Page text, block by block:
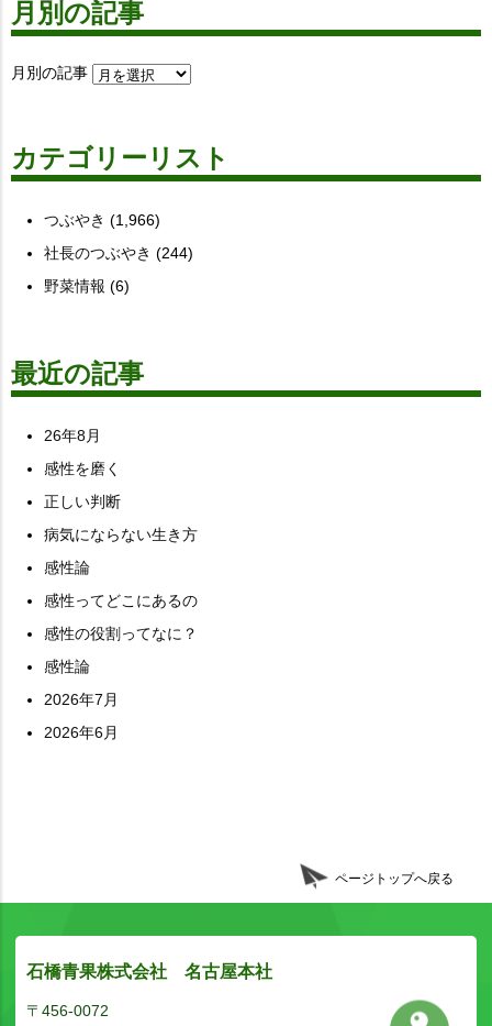
月別の記事
月別の記事
カテゴリーリスト
つぶやき (1,966)
社長のつぶやき (244)
野菜情報 (6)
最近の記事
26年8月
感性を磨く
正しい判断
病気にならない生き方
感性論
感性ってどこにあるの
感性の役割ってなに？
感性論
2026年7月
2026年6月
ページトップへ戻る
石橋青果株式会社 名古屋本社
〒456-0072